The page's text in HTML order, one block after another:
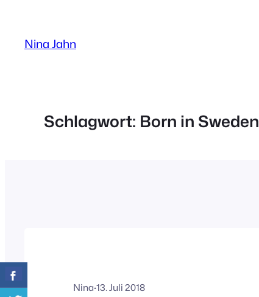
springen
Nina Jahn
Schlagwort: Born in Sweden
Nina·13. Juli 2018